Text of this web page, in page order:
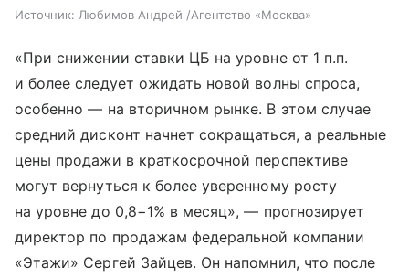
Источник: Любимов Андрей /Агентство «Москва»
«При снижении ставки ЦБ на уровне от 1 п.п.
и более следует ожидать новой волны спроса,
особенно — на вторичном рынке. В этом случае
средний дисконт начнет сокращаться, а реальные
цены продажи в краткосрочной перспективе
могут вернуться к более уверенному росту
на уровне до 0,8−1% в месяц», — прогнозирует
директор по продажам федеральной компании
«Этажи» Сергей Зайцев. Он напомнил, что после